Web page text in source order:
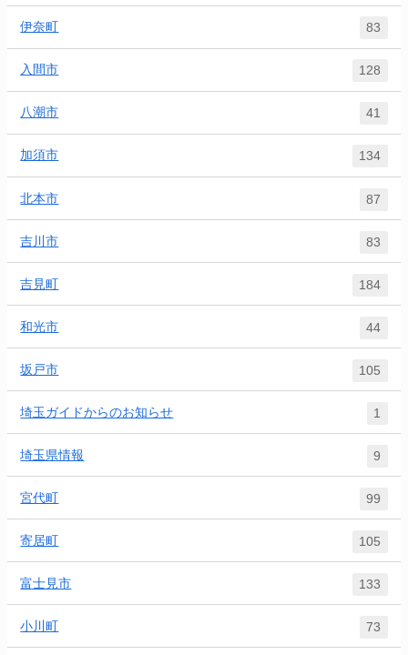
伊奈町 83
入間市 128
八潮市 41
加須市 134
北本市 87
吉川市 83
吉見町 184
和光市 44
坂戸市 105
埼玉ガイドからのお知らせ 1
埼玉県情報 9
宮代町 99
寄居町 105
富士見市 133
小川町 73